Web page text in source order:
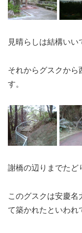
見晴らしは結構いい
それからグスクから
す。
謝橋の辺りまでたど
このグスクは安慶名
て築かれたといわれ